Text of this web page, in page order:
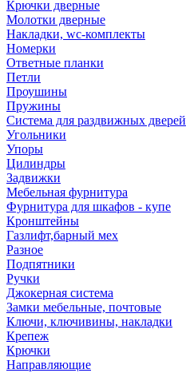
Крючки дверные
Молотки дверные
Накладки, wc-комплекты
Номерки
Ответные планки
Петли
Проушины
Пружины
Система для раздвижных дверей
Угольники
Упоры
Цилиндры
Задвижки
Мебельная фурнитура
Фурнитура для шкафов - купе
Кронштейны
Газлифт,барный мех
Разное
Подпятники
Ручки
Джокерная система
Замки мебельные, почтовые
Ключи, ключивины, накладки
Крепеж
Крючки
Направляющие